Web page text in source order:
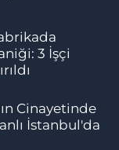
3 İşçi
Cinayetinde
İstanbul'da